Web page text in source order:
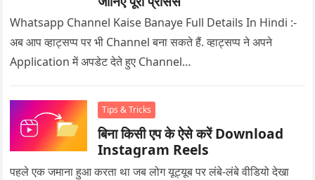
Whatsapp Channel Kaise Banaye Full Details In Hindi :-
अब आप व्हाट्सप्प पर भी Channel बना सकते हैं. व्हाट्सप्प ने अपने
Application में अपडेट देते हुए Channel…
Tips & Tricks
बिना किसी एप के ऐसे करें Download
Instagram Reels
पहले एक जमाना हुआ करता था जब लोग यूट्यूब पर लंबे-लंबे वीडियो देखा